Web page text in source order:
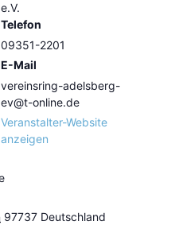
97737 Deutschland
e.V.
Telefon
09351-2201
E-Mail
vereinsring-adelsberg-
ev@t-online.de
Veranstalter-Website
anzeigen